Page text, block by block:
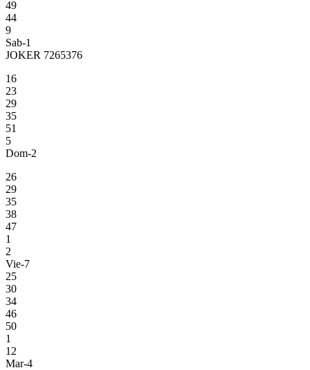
49
44
9
Sab-1
JOKER 7265376
16
23
29
35
51
5
Dom-2
26
29
35
38
47
1
2
Vie-7
25
30
34
46
50
1
12
Mar-4